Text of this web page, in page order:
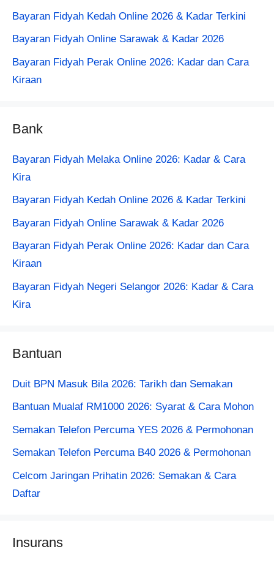
Bayaran Fidyah Kedah Online 2026 & Kadar Terkini
Bayaran Fidyah Online Sarawak & Kadar 2026
Bayaran Fidyah Perak Online 2026: Kadar dan Cara
Kiraan
Bank
Bayaran Fidyah Melaka Online 2026: Kadar & Cara
Kira
Bayaran Fidyah Kedah Online 2026 & Kadar Terkini
Bayaran Fidyah Online Sarawak & Kadar 2026
Bayaran Fidyah Perak Online 2026: Kadar dan Cara
Kiraan
Bayaran Fidyah Negeri Selangor 2026: Kadar & Cara
Kira
Bantuan
Duit BPN Masuk Bila 2026: Tarikh dan Semakan
Bantuan Mualaf RM1000 2026: Syarat & Cara Mohon
Semakan Telefon Percuma YES 2026 & Permohonan
Semakan Telefon Percuma B40 2026 & Permohonan
Celcom Jaringan Prihatin 2026: Semakan & Cara
Daftar
Insurans